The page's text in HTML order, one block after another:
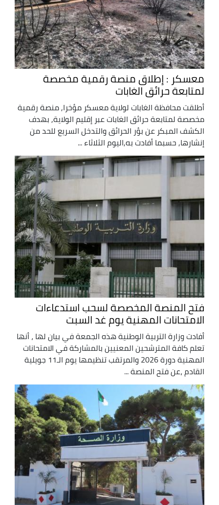
معسكر : إطلاق منصة رقمية مخصصة
لمتابعة حرائق الغابات
أطلقت محافظة الغابات لولاية معسكر مؤخرا, منصة رقمية
مخصصة لمتابعة حرائق الغابات عبر إقليم الولاية, بهدف
الكشف المبكر عن بؤر الحرائق والتدخل السريع للحد من
إنشارها, حسبما أفادت به,اليوم الثلاثاء ...
فتح المنصة المخصصة لسحب استدعاءات
الامتحانات المهنية يوم غد السبت
أفادت وزارة التربية الوطنية هذه الجمعة في بيان لها ، أنها
تعلم كافة المترشحين المعنيين بالمشاركة في الامتحانات
المهنية دورة 2026 والمرتقب تنظيمها يوم الـ11 جويلية
القادم ،عن فتح المنصة ...